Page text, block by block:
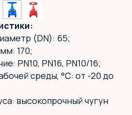
(DN): 65;
170;
PN10, PN16, PN10/16;
среды, °С: от -20 до
высокопрочный чугун